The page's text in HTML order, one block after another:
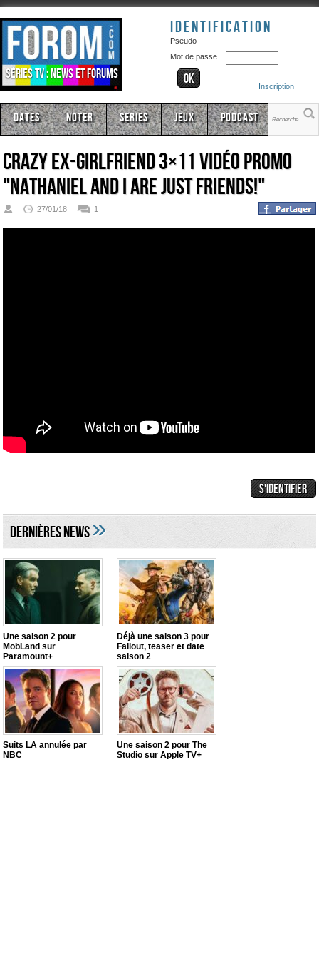
Séries TV : news et forums
Identification
Pseudo
Mot de passe
Inscription
Dates Noter Series Jeux Podcast
Crazy Ex-Girlfriend 3×11 Vidéo promo
"Nathaniel and I Are Just Friends!"
27/01/18 1
DERNIÈRES NEWS»
Une saison 2 pour
MobLand sur
Paramount+
Déjà une saison 3 pour
Fallout, teaser et date
saison 2
Suits LA annulée par
NBC
Une saison 2 pour The
Studio sur Apple TV+